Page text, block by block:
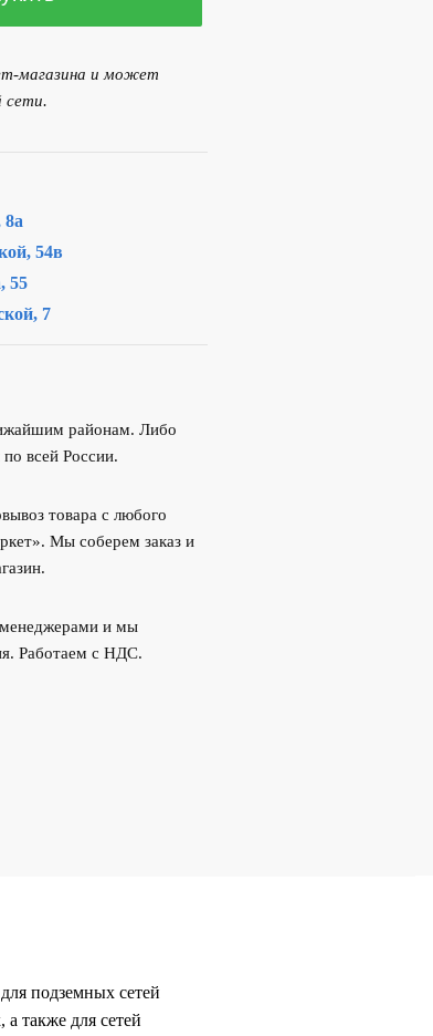
магазина и может
сети.
8а
54в
55
7
районам. Либо
всей России.
товара с любого
Мы соберем заказ и
и мы
Работаем с НДС.
подземных сетей
также для сетей